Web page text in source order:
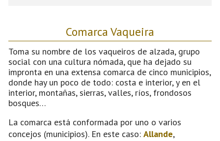
Comarca Vaqueira
Toma su nombre de los vaqueiros de alzada, grupo
social con una cultura nómada, que ha dejado su
impronta en una extensa comarca de cinco municipios,
donde hay un poco de todo: costa e interior, y en el
interior, montañas, sierras, valles, ríos, frondosos
bosques…
La comarca está conformada por uno o varios
concejos (municipios). En este caso: Allande,